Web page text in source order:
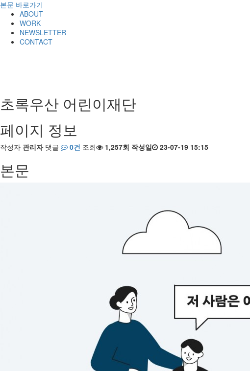
본문 바로가기
ABOUT
WORK
NEWSLETTER
CONTACT
초록우산 어린이재단
페이지 정보
작성자 관리자 댓글 0건 조회 1,257회 작성일 23-07-19 15:15
본문